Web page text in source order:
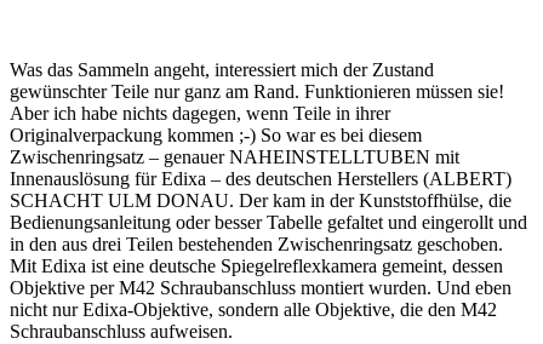
Was das Sammeln angeht, interessiert mich der Zustand
gewünschter Teile nur ganz am Rand. Funktionieren müssen sie!
Aber ich habe nichts dagegen, wenn Teile in ihrer
Originalverpackung kommen ;-) So war es bei diesem
Zwischenringsatz – genauer NAHEINSTELLTUBEN mit
Innenauslösung für Edixa – des deutschen Herstellers (ALBERT)
SCHACHT ULM DONAU. Der kam in der Kunststoffhülse, die
Bedienungsanleitung oder besser Tabelle gefaltet und eingerollt und
in den aus drei Teilen bestehenden Zwischenringsatz geschoben.
Mit Edixa ist eine deutsche Spiegelreflexkamera gemeint, dessen
Objektive per M42 Schraubanschluss montiert wurden. Und eben
nicht nur Edixa-Objektive, sondern alle Objektive, die den M42
Schraubanschluss aufweisen.